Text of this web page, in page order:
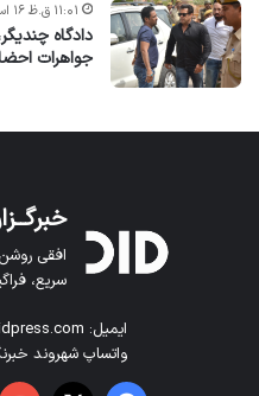
دادگاه
جواهرات
۱۱:۰۱ ق.ظ ۱۶ اسد ۱۴۰۵
افقی
سریع،
ایمیل: info@didpress.com
واتساپ شهروند خبرنگار: